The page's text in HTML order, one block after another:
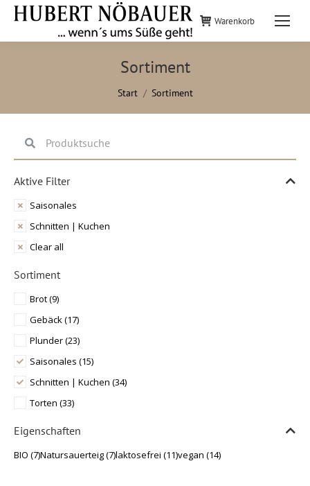
Warenkorb
Sortiment
Sie befinden sich hier:
Start Sortiment
Aktive Filter
Saisonales
Schnitten | Kuchen
Clear all
Sortiment
Brot(9)
Gebäck(17)
Plunder(23)
Saisonales (15)
Schnitten | Kuchen (34)
Torten (33)
Eigenschaften
BIO (7)Natursauerteig(7)laktosefrei (11)vegan (14)